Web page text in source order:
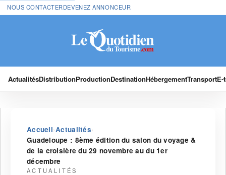
NOUS CONTACTERDEVENEZ ANNONCEUR
ActualitésDistributionProductionDestinationHébergementTransport
Accueil›Actualités›
Guadeloupe : 8ème édition du salon du voyage &
de la croisière du 29 novembre au du 1er
décembre
ACTUALITÉS